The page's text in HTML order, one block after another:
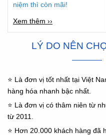
niệm thì còn mãi!
Xem thêm ››
LÝ DO NÊN
⭐ Là đơn vị tốt nhất tại Việt
hàng hóa nhanh bậc nhất.
⭐ Là đơn vị có thâm niên từ
từ 2011.
⭐ Hơn 20.000 khách hàng đã